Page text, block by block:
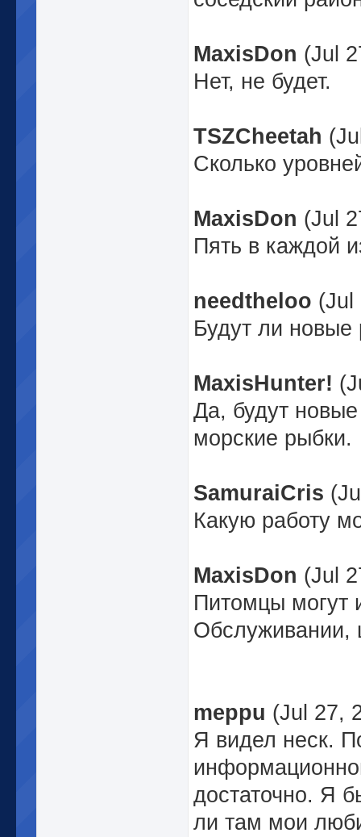
MaxisDon (Jul
Нет, не будет.
TSZCheetah
Сколько
MaxisDon (Jul
Пять в каждой
needtheloo (Jul
Будут ли новые
MaxisHunter!
Да, будут
морские рыбки.
SamuraiCris
Какую работу
MaxisDon (Jul
Питомцы могут
Обслуживании,
meppu (Jul 27,
Я видел неск.
достаточно. Я
ли там мои